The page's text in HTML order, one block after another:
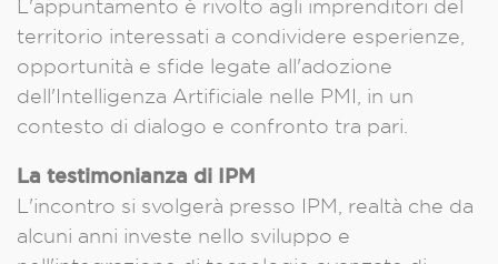
L'appuntamento è rivolto agli imprenditori del
territorio interessati a condividere esperienze,
opportunità e sfide legate all'adozione
dell'Intelligenza Artificiale nelle PMI, in un
contesto di dialogo e confronto tra pari.
La testimonianza di IPM
L'incontro si svolgerà presso IPM, realtà che da
alcuni anni investe nello sviluppo e